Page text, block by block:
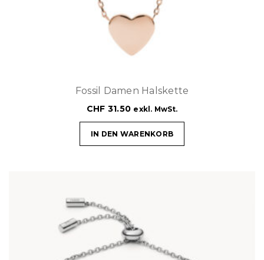
Fossil Damen Halskette
CHF 31.50 exkl. MwSt.
IN DEN WARENKORB